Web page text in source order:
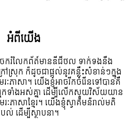
អំពី​យើង
ចែករំលែកព័ត៍មានឌីជីថល ទាក់ទងនឹង
ស្រុក ក៏ដូចជាផ្តល់នូវគន្លឹះសំខាន់ៗក្នុង
រៈភាសា។ យើងខ្ញុំអាចរីកចំរើនទៅបានគឺ
ទាំងអស់គ្នា ដើម្បីលើកស្ទួយវិស័យយាន
ៈភាសាខ្មែរ។ យើងខ្ញុំស្វាគមន៌រាល់មតិ
ដើម្បីស្ថាបនា។